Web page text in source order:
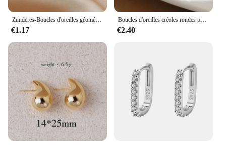
Zunderes-Boucles d'oreilles géométriques creuses croisées simples pour femmes, bijoux d'oreille exquis, cadeaux de fête de mariage, luxe abordable
€1.17
Boucles d'oreilles créoles rondes pour femmes, plaqué argent 925, bijoux de cheminée minimalistes, accessoires brillants, eh2031
€2.40